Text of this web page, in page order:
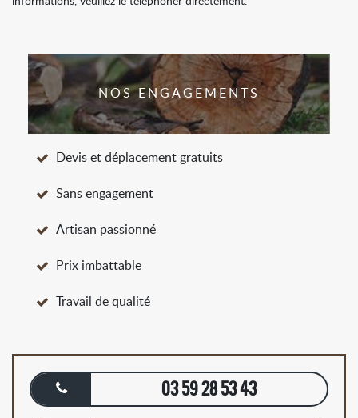
NOS ENGAGEMENTS
Devis et déplacement gratuits
Sans engagement
Artisan passionné
Prix imbattable
Travail de qualité
03 59 28 53 43